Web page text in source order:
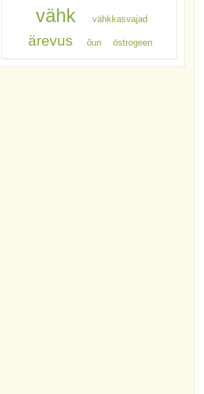
vähk vähkkasvajad
ärevus õun östrogeen